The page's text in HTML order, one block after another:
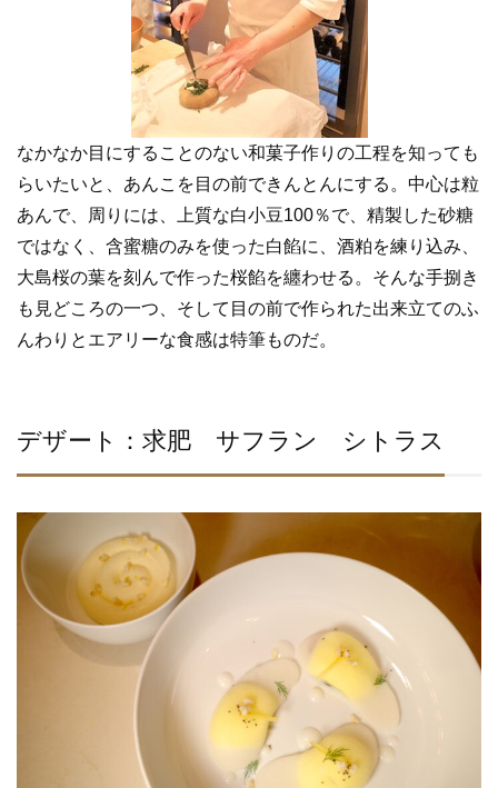
なかなか目にすることのない和菓子作りの工程を知っても
らいたいと、あんこを目の前できんとんにする。中心は粒
あんで、周りには、上質な白小豆100％で、精製した砂糖
ではなく、含蜜糖のみを使った白餡に、酒粕を練り込み、
大島桜の葉を刻んで作った桜餡を纏わせる。そんな手捌き
も見どころの一つ、そして目の前で作られた出来立てのふ
んわりとエアリーな食感は特筆ものだ。
デザート：求肥 サフラン シトラス